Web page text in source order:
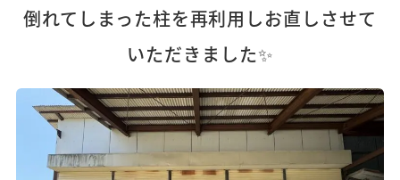
倒れてしまった柱を再利用しお直しさせて
いただきました✨